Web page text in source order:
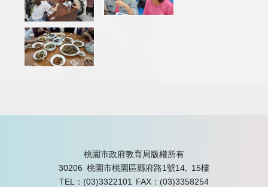
桃園市政府教育局版權所有
30206 桃園市桃園區縣府路1號14, 15樓
TEL：(03)3322101
FAX：(03)3358254